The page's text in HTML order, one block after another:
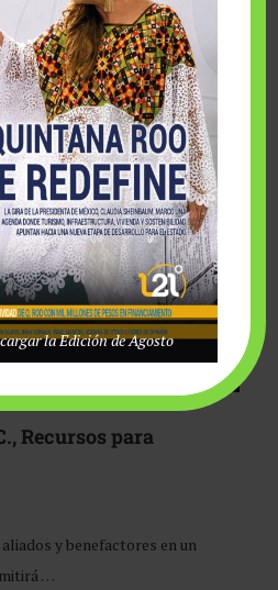
A-Wish México unieron
el deseo de una …
Recursos para
y benefactores en un
…
la Edición de Agosto